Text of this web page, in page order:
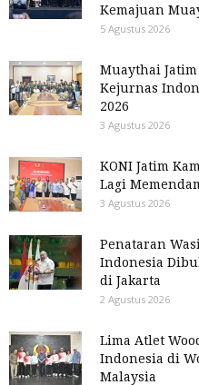
Kemajuan
5 Agustus 2026
Muaythai
Kejurnas
2026
3 Agustus 2026
KONI Jatim
Lagi
3 Agustus 2026
Penataran
Indonesia
di Jakarta
2 Agustus 2026
Lima Atlet
Indonesia di
Malaysia